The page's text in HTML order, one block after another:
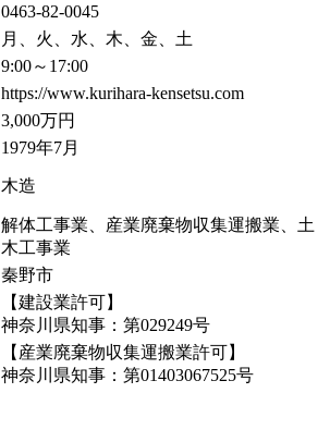
0463-82-0045
月、火、水、木、金、土
9:00～17:00
https://www.kurihara-kensetsu.com
3,000万円
1979年7月
木造
解体工事業、産業廃棄物収集運搬業、土
木工事業
秦野市
【建設業許可】
神奈川県知事：第029249号
【産業廃棄物収集運搬業許可】
神奈川県知事：第01403067525号